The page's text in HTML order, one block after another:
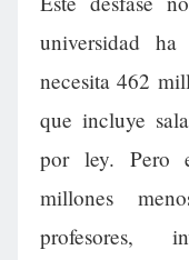
universidad
necesita 462
que incluye
por ley. Pero
millones
profesores,